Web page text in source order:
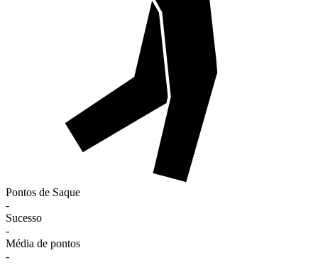
Pontos de Saque
-
Sucesso
-
Média de pontos
-